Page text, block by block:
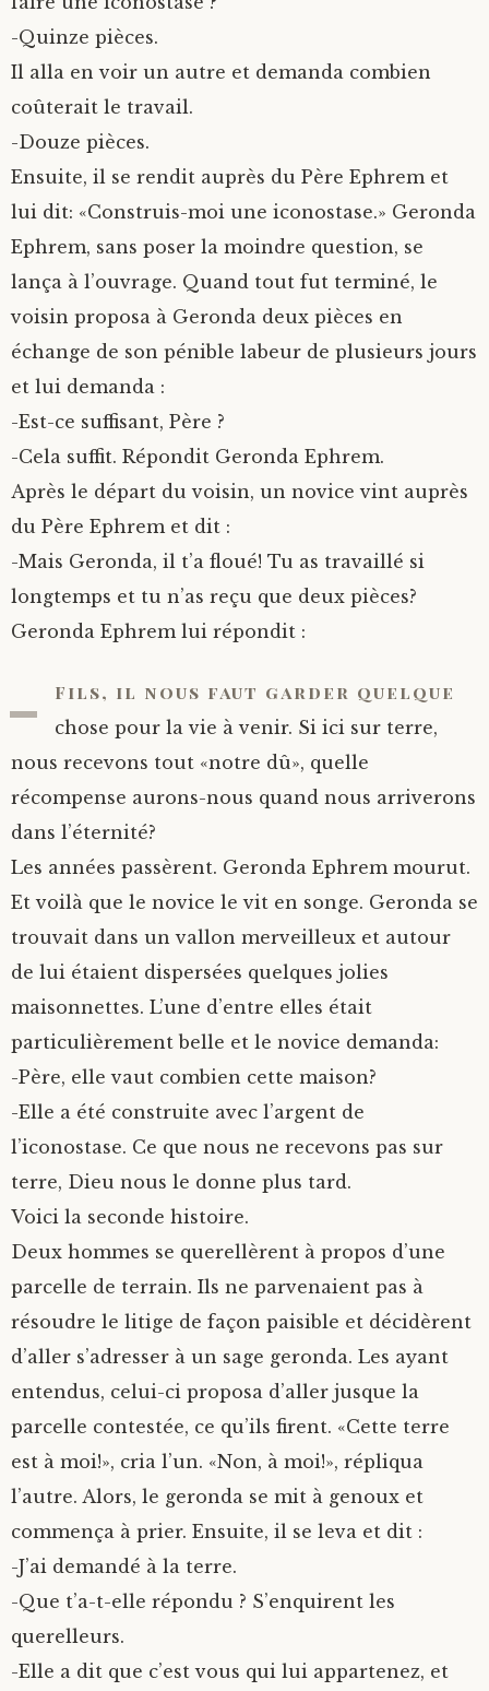
-Quinze pièces.
Il alla en voir un autre et demanda combien
coûterait le travail.
-Douze pièces.
Ensuite, il se rendit auprès du Père Ephrem et
lui dit: «Construis-moi une iconostase.» Geronda
Ephrem, sans poser la moindre question, se
lança à l’ouvrage. Quand tout fut terminé, le
voisin proposa à Geronda deux pièces en
échange de son pénible labeur de plusieurs jours
et lui demanda :
-Est-ce suffisant, Père ?
-Cela suffit. Répondit Geronda Ephrem.
Après le départ du voisin, un novice vint auprès
du Père Ephrem et dit :
-Mais Geronda, il t’a floué! Tu as travaillé si
longtemps et tu n’as reçu que deux pièces?
Geronda Ephrem lui répondit :
- Fils, il nous faut garder quelque
chose pour la vie à venir. Si ici sur terre,
nous recevons tout «notre dû», quelle
récompense aurons-nous quand nous arriverons
dans l’éternité?
Les années passèrent. Geronda Ephrem mourut.
Et voilà que le novice le vit en songe. Geronda se
trouvait dans un vallon merveilleux et autour
de lui étaient dispersées quelques jolies
maisonnettes. L’une d’entre elles était
particulièrement belle et le novice demanda:
-Père, elle vaut combien cette maison?
-Elle a été construite avec l’argent de
l’iconostase. Ce que nous ne recevons pas sur
terre, Dieu nous le donne plus tard.
Voici la seconde histoire.
Deux hommes se querellèrent à propos d’une
parcelle de terrain. Ils ne parvenaient pas à
résoudre le litige de façon paisible et décidèrent
d’aller s’adresser à un sage geronda. Les ayant
entendus, celui-ci proposa d’aller jusque la
parcelle contestée, ce qu’ils firent. «Cette terre
est à moi!», cria l’un. «Non, à moi!», répliqua
l’autre. Alors, le geronda se mit à genoux et
commença à prier. Ensuite, il se leva et dit :
-J’ai demandé à la terre.
-Que t’a-t-elle répondu ? S’enquirent les
querelleurs.
-Elle a dit que c’est vous qui lui appartenez, et